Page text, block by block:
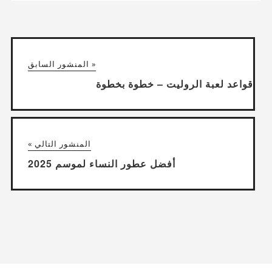
« المنشور السابق
قواعد لعبة الروليت – خطوة بخطوة
المنشور التالي »
أفضل عطور النساء لموسم 2025